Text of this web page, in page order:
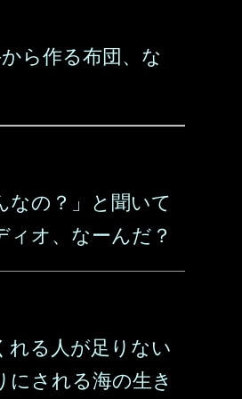
ら作る布団、な
なの？」と聞いて
ィオ、なーんだ？
れる人が足りない
にされる海の生き